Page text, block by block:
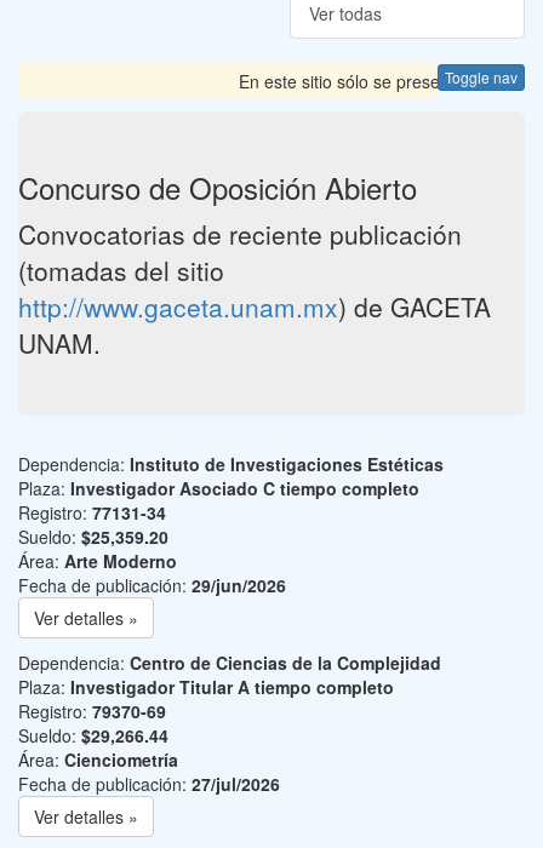
Ver todas
Toggle nav
En este sitio sólo se presentan las
Concurso de Oposición Abierto
Convocatorias de reciente publicación
(tomadas del sitio
http://www.gaceta.unam.mx) de GACETA
UNAM.
Dependencia: Instituto de Investigaciones Estéticas
Plaza: Investigador Asociado C tiempo completo
Registro: 77131-34
Sueldo: $25,359.20
Área: Arte Moderno
Fecha de publicación: 29/jun/2026
Ver detalles »
Dependencia: Centro de Ciencias de la Complejidad
Plaza: Investigador Titular A tiempo completo
Registro: 79370-69
Sueldo: $29,266.44
Área: Cienciometría
Fecha de publicación: 27/jul/2026
Ver detalles »